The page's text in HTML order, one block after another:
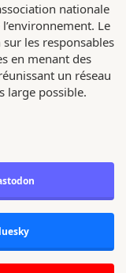
nationale
Le
les responsables
en menant des
un réseau
large possible.